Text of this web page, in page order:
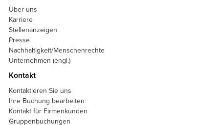
Über uns
Karriere
Stellenanzeigen
Presse
Nachhaltigkeit/Menschenrechte
Unternehmen (engl.)
Kontakt
Kontaktieren Sie uns
Ihre Buchung bearbeiten
Kontakt für Firmenkunden
Gruppenbuchungen